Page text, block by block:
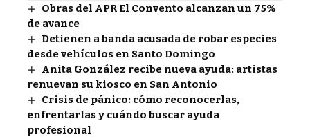
Obras del APR El Convento alcanzan un 75%
de avance
Detienen a banda acusada de robar especies
desde vehículos en Santo Domingo
Anita González recibe nueva ayuda: artistas
renuevan su kiosco en San Antonio
Crisis de pánico: cómo reconocerlas,
enfrentarlas y cuándo buscar ayuda
profesional